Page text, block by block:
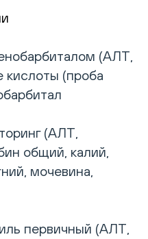
(АЛТ,
кислоты (проба
(АЛТ,
общий, калий,
мочевина,
первичный (АЛТ,